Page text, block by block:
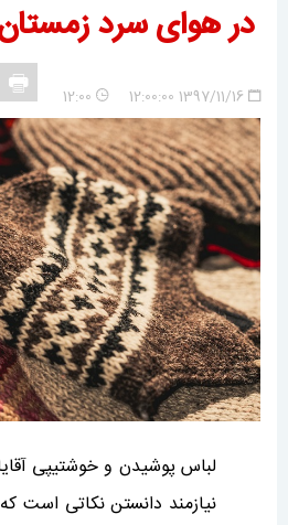
در هوای سرد
لباس پوشیدن و خوشتیپی
نیازمند دانستن نکاتی است